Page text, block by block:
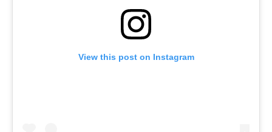
View this post on Instagram